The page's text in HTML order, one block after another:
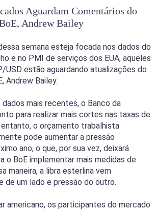
Aguardam Comentários do
Andrew Bailey
semana esteja focada nos dados do
e no PMI de serviços dos EUA, aqueles
USD estão aguardando atualizações do
Andrew Bailey.
mais recentes, o Banco da
para realizar mais cortes nas taxas de
entanto, o orçamento trabalhista
pode aumentar a pressão
ano, o que, por sua vez, deixará
o BoE implementar mais medidas de
maneira, a libra esterlina vem
de um lado e pressão do outro.
americano, os participantes do mercado